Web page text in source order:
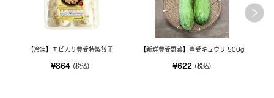
【冷凍】エビ入り豊受特製餃子
¥864 (税込)
【新鮮豊受野菜】豊受キュウリ 500g
¥622 (税込)